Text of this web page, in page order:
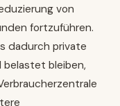
von
fortzuführen.
dadurch private
belastet bleiben,